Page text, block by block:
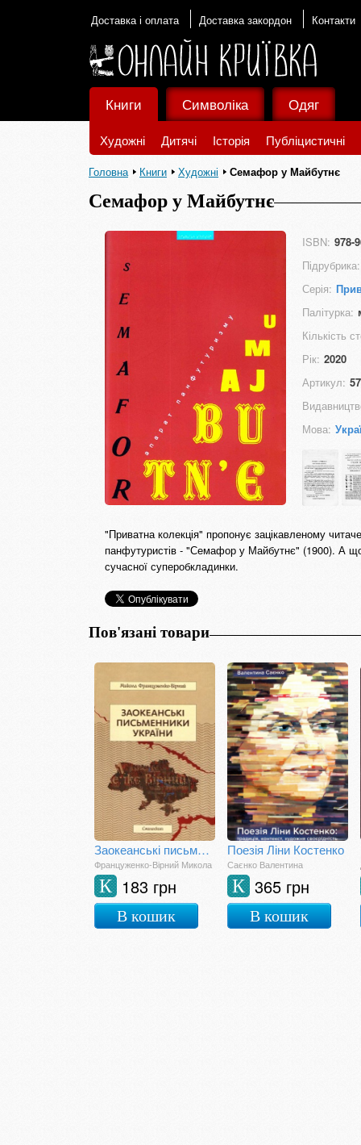
Доставка і оплата Доставка закордон Контакти
Книги
Художні Дитячі Історія Публіцистичні
Символіка Одяг
Головна Книги Художні Семафор у Майбутнє
Семафор у Майбутнє
ISBN: 978-
Підрубрика:
Серія:
Палітурка:
Кількість
Рік: 2020
Артикул:
Мова:
"Приватна колекція" пропонує зацікавленому
панфутуристів - "Семафор у Майбутнє" (1900). А
сучасної суперобкладинки.
Пов'язані товари
Заокеанські письменники України
Француженко-Вірний Микола
183 грн
К
В кошик
Поезія Ліни Костенко
Саєнко Валентина
365 грн
К
В кошик